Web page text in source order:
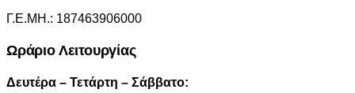
Γ.Ε.ΜΗ.: 187463906000
Ωράριο Λειτουργίας
Δευτέρα – Τετάρτη – Σάββατο: